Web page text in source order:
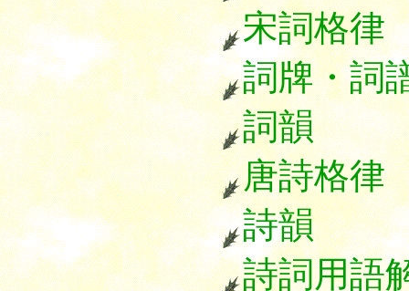
宋詞格律
詞牌・詞
詞韻
唐詩格
詩韻
詩詞用語